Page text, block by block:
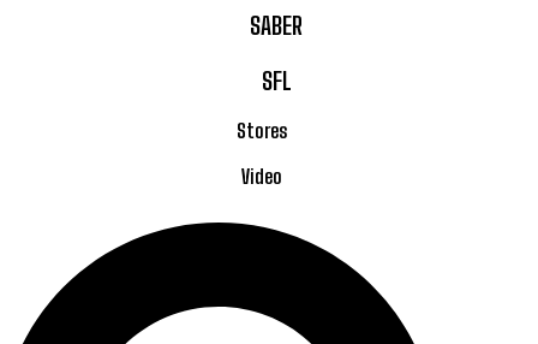
SABER
SFL
Stores
Video